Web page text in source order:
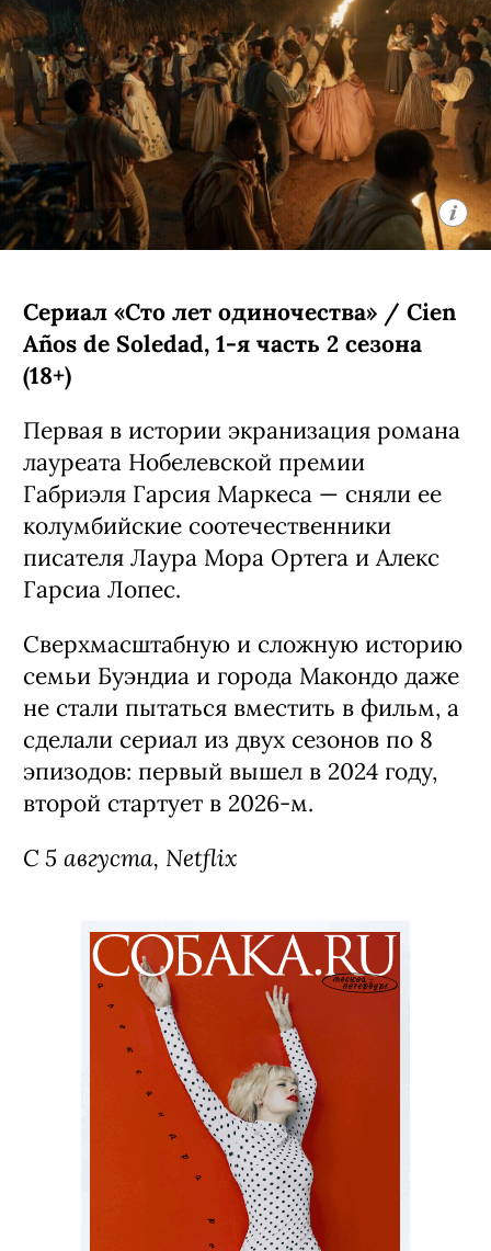
Сериал «Сто лет одиночества» / Cien
Años de Soledad, 1-я часть 2 сезона
(18+)
Первая в истории экранизация романа
лауреата Нобелевской премии
Габриэля Гарсия Маркеса — сняли ее
колумбийские соотечественники
писателя Лаура Мора Ортега и Алекс
Гарсиа Лопес.
Сверхмасштабную и сложную историю
семьи Буэндиа и города Макондо даже
не стали пытаться вместить в фильм, а
сделали сериал из двух сезонов по 8
эпизодов: первый вышел в 2024 году,
второй стартует в 2026-м.
С 5 августа, Netflix